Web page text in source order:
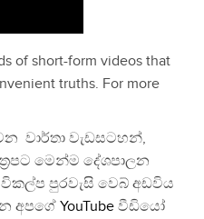
of short-form videos that
truths. For more
වාර්තා වැඩසටහන්,
මෙන්ම දේශපාලන
පුරවැසි වෙබ් අඩවිය
අපගේ YouTube වීඩියෝ